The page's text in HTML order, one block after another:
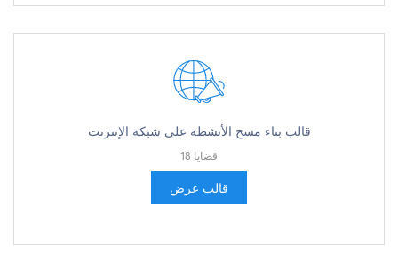
قالب بناء مسح الأنشطة على شبكة الإنترنت
18 قضايا
قالب عرض